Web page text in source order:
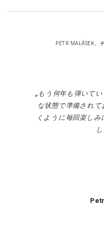
PETR MALÁSEK、
もう何年も弾いて
な状態で準備され
くように毎回楽し